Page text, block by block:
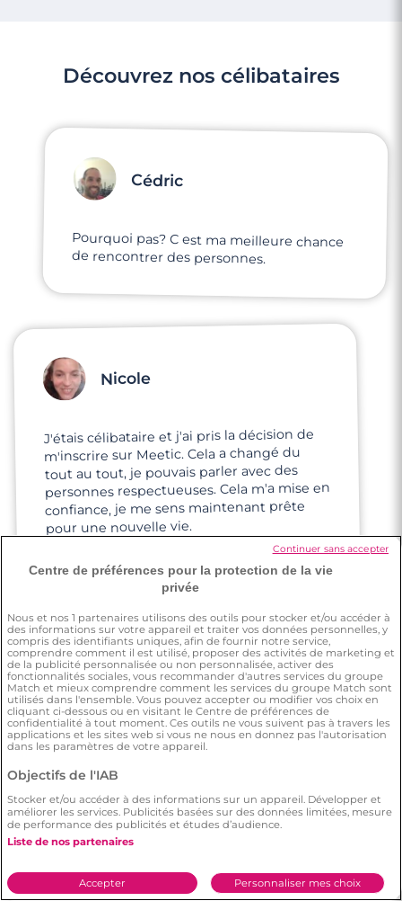
3 minutes
Rencontre à Ris-Orangis
3 minutes
Rencontre à Brunoy
Découvrez nos célibataires
Cédric
Pourquoi pas? C est ma meilleure chance
de rencontrer des personnes.
Nicole
J'étais célibataire et j'ai pris la décision de
m'inscrire sur Meetic. Cela a changé du
tout au tout, je pouvais parler avec des
personnes respectueuses. Cela m'a mise en
confiance, je me sens maintenant prête
pour une nouvelle vie.
Anthony
Je préfère mon expérience sur Meetic que
celle sur les autres sites
Marion
Centre de préférences pour la protection de la vie
privée
Nous et nos 1 partenaires utilisons des outils pour stocker et/ou accéder à
des informations sur votre appareil et traiter vos données personnelles, y
compris des identifiants uniques, afin de fournir notre service,
comprendre comment il est utilisé, proposer des activités de marketing et
de la publicité personnalisée ou non personnalisée, activer des
fonctionnalités sociales, vous recommander d'autres services du groupe
Match et mieux comprendre comment les services du groupe Match sont
utilisés dans l'ensemble. Vous pouvez accepter ou modifier vos choix en
cliquant ci-dessous ou en visitant le Centre de préférences de
confidentialité à tout moment. Ces outils ne vous suivent pas à travers les
applications et les sites web si vous ne nous en donnez pas l'autorisation
dans les paramètres de votre appareil.
Objectifs de l'IAB
Stocker et/ou accéder à des informations sur un appareil. Développer et
améliorer les services. Publicités basées sur des données limitées, mesure
de performance des publicités et études d’audience.
Liste de nos partenaires
Personnaliser mes choix
Accepter
Continuer sans accepter